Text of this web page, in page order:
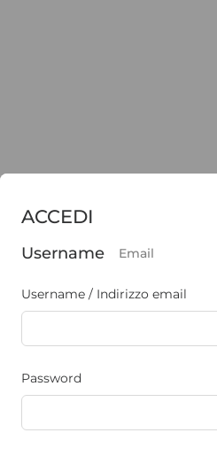
ACCEDI
Username Email
Username / Indirizzo email
Password